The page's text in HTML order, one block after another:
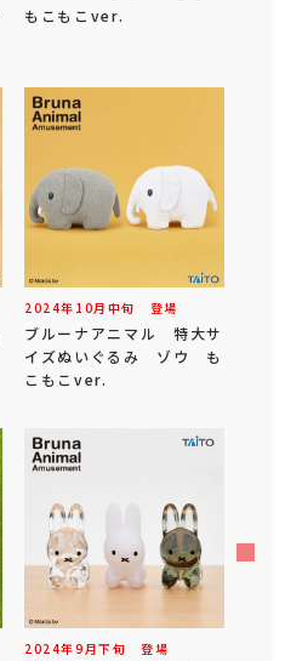
もこもこver.
2024年 10月 中旬 登場
ブルーナアニマル 特大サ
イズぬいぐるみ ゾウ も
こもこver.
2024年9 月下旬 登場